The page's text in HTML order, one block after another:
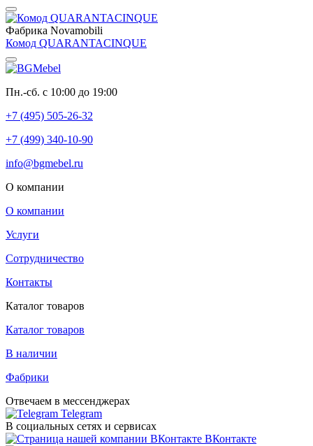
Фабрика Novamobili
Комод QUARANTACINQUE
Пн.-сб. с 10:00 до 19:00
+7 (495) 505-26-32
+7 (499) 340-10-90
info@bgmebel.ru
О компании
О компании
Услуги
Сотрудничество
Контакты
Каталог товаров
Каталог товаров
В наличии
Фабрики
Отвечаем в мессенджерах
Telegram
В социальных сетях и сервисах
ВКонтакте